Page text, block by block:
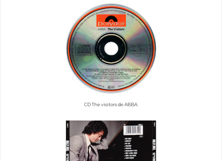
CD The visitors de ABBA.